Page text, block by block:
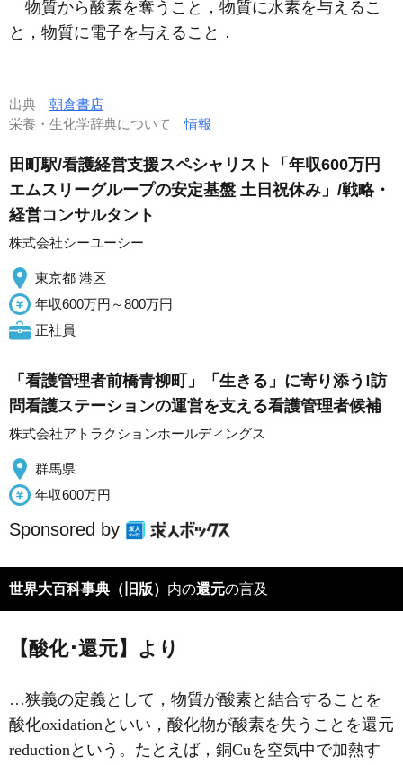
物質から酸素を奪うこと，物質に水素を与えるこ
と，物質に電子を与えること．
出典 朝倉書店
栄養・生化学辞典について情報
田町駅/看護経営支援スペシャリスト「年収600万円
エムスリーグループの安定基盤 土日祝休み」/戦略・
経営コンサルタント
株式会社シーユーシー
東京都 港区
年収600万円～800万円
正社員
「看護管理者前橋青柳町」「生きる」に寄り添う!訪
問看護ステーションの運営を支える看護管理者候補
株式会社アトラクションホールディングス
群馬県
年収600万円
Sponsored by
世界大百科事典（旧版） 内の還元の言及
【酸化･還元】より
…狭義の定義として，物質が酸素と結合することを
酸化oxidationといい，酸化物が酸素を失うことを還元
reductionという。たとえば，銅Cuを空気中で加熱す